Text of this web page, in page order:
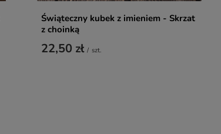
Świąteczny kubek z imieniem - Skrzat
z choinką
22,50 zł / szt.